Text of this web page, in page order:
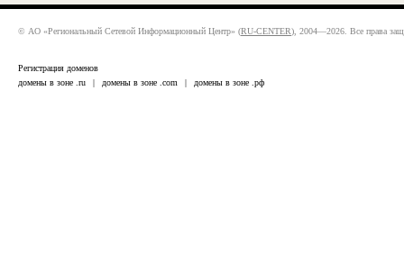
© АО «Региональный Сетевой Информационный Центр» (RU-CENTER), 2004—2026. Все права
Регистрация доменов
домены в зоне .ru
| домены в зоне .com | домены в зоне .рф